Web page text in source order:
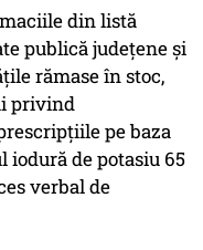
din listă
publică județene și
rămase în stoc,
privind
pe baza
iodură de potasiu 65
verbal de